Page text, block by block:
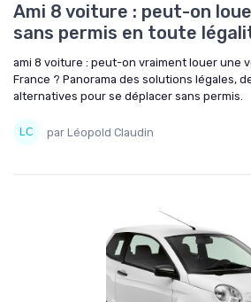
Ami 8 voiture : peut-on
sans permis en toute
ami 8 voiture : peut-on vraiment louer une
France ? Panorama des solutions légales,
alternatives pour se déplacer sans permis.
par Léopold Claudin